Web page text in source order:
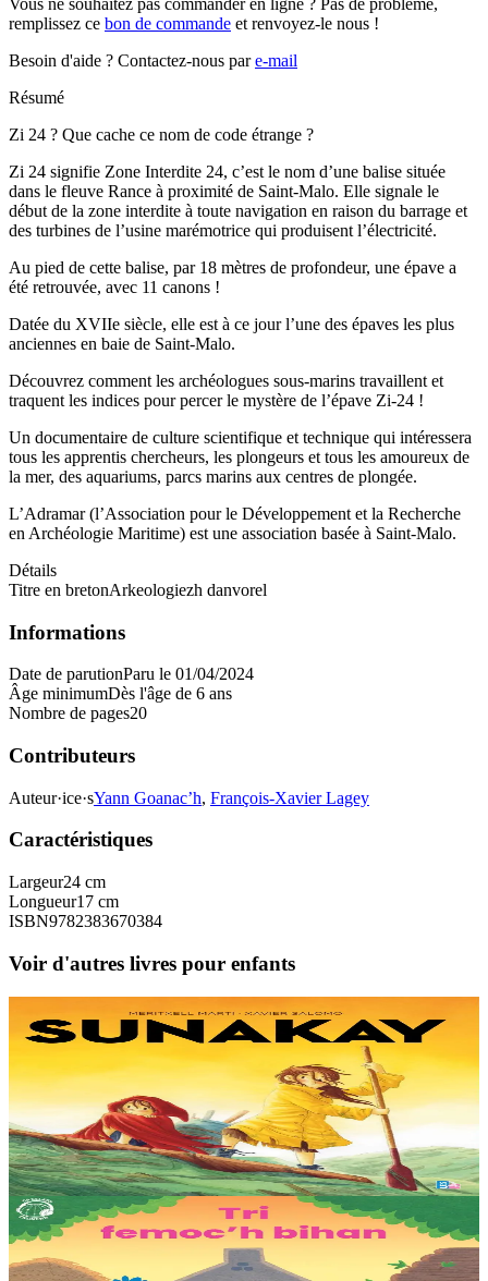
remplissez ce bon de commande et renvoyez-le nous !
Besoin d'aide ? Contactez-nous pare-mail
Résumé
Zi 24 ? Que cache ce nom de code étrange ?
Zi 24 signifie Zone Interdite 24, c’est le nom d’une balise située
dans le fleuve Rance à proximité de Saint-Malo. Elle signale le
début de la zone interdite à toute navigation en raison du barrage et
des turbines de l’usine marémotrice qui produisent l’électricité.
Au pied de cette balise, par 18 mètres de profondeur, une épave a
été retrouvée, avec 11 canons !
Datée du XVIIe siècle, elle est à ce jour l’une des épaves les plus
anciennes en baie de Saint-Malo.
Découvrez comment les archéologues sous-marins travaillent et
traquent les indices pour percer le mystère de l’épave Zi-24 !
Un documentaire de culture scientifique et technique qui intéressera
tous les apprentis chercheurs, les plongeurs et tous les amoureux de
la mer, des aquariums, parcs marins aux centres de plongée.
L’Adramar (l’Association pour le Développement et la Recherche
en Archéologie Maritime) est une association basée à Saint-Malo.
Détails
Titre en bretonArkeologiezh danvorel
Informations
Date de parutionParu le 01/04/2024
Âge minimumDès l'âge de 6 ans
Nombre de pages20
Contributeurs
Auteur·ice·sYann Goanac’h, François-Xavier Lagey
Caractéristiques
Largeur24 cm
Longueur17 cm
ISBN9782383670384
Voir d'autres livres pour enfants
TES
Sunakay
La mer est devenue une immense décharge dépourvue de vie sous-
marine. Deux soeurs survivent sur une île de plastique, au milieu des
déchets. Mais un évènement...
En stock25,00 €
3 ans et plus
TES
Les trois petits cochons